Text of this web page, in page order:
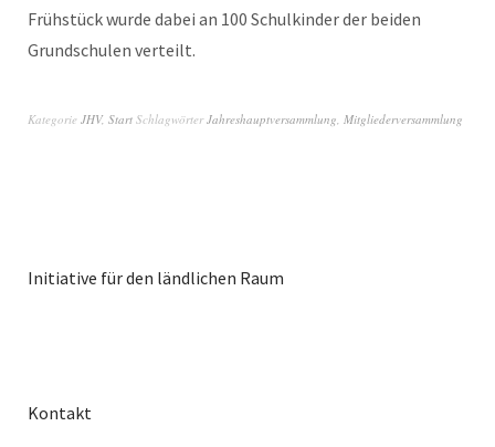
Frühstück wurde dabei an 100 Schulkinder der beiden
Grundschulen verteilt.
Kategorie JHV, Start SchlagwörterJahreshauptversammlung, Mitgliederversammlung
Initiative für den ländlichen Raum
Kontakt